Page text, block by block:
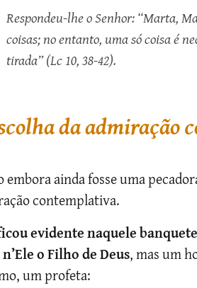
Respondeu-lhe o Senhor: “Marta,
coisas; no entanto, uma só coisa é
tirada” (Lc 10, 38-42).
da admiração
ainda fosse uma
contemplativa.
evidente naquele
o Filho de Deus, mas um
um profeta: